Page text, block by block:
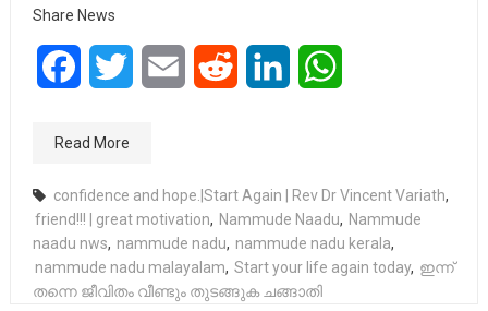
Share News
FacebookTwitter Email Reddit LinkedIn
Read More
confidence and hope.|Start Again | Rev Dr Vincent Variath,
friend!!! | great motivation, Nammude Naadu, Nammude
naadu nws, nammude nadu, nammude nadu kerala,
nammude nadu malayalam, Start your life again today, ഇന്ന്
തന്നെ ജീവിതം വീണ്ടും തുടങ്ങുക ചങ്ങാതി